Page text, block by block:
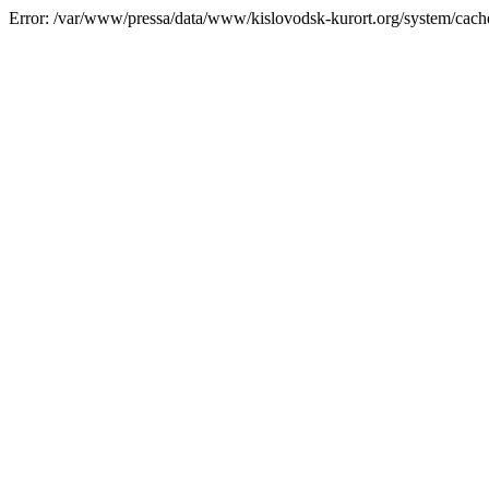
Error: /var/www/pressa/data/www/kislovodsk-kurort.org/system/